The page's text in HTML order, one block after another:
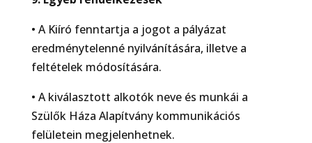
• A Kiíró fenntartja a jogot a pályázat
eredménytelenné nyilvánítására, illetve a
feltételek módosítására.
• A kiválasztott alkotók neve és munkái a
Szülők Háza Alapítvány kommunikációs
felületein megjelenhetnek.